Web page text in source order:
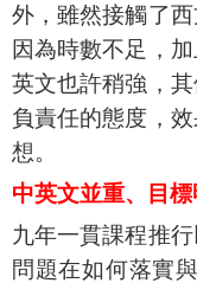
外，雖然接觸了
因為時數不足，
英文也許稍強，
負責任的態度，
想。
中英文並重、目
九年一貫課程推
問題在如何落實